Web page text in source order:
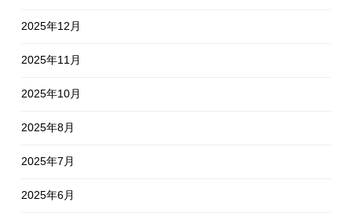
2025年12月
2025年11月
2025年10月
2025年8月
2025年7月
2025年6月